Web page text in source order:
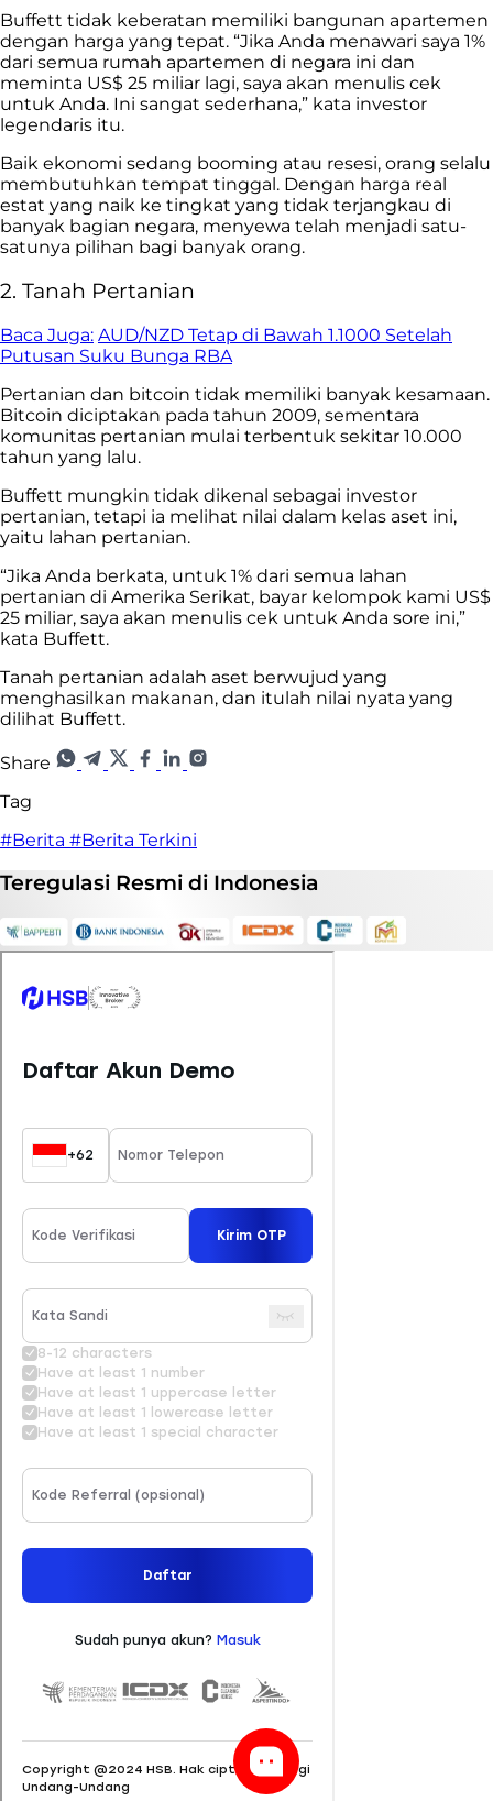
Buffett tidak keberatan memiliki bangunan apartemen
dengan harga yang tepat. “Jika Anda menawari saya 1%
dari semua rumah apartemen di negara ini dan
meminta US$ 25 miliar lagi, saya akan menulis cek
untuk Anda. Ini sangat sederhana,” kata investor
legendaris itu.
Baik ekonomi sedang booming atau resesi, orang selalu
membutuhkan tempat tinggal. Dengan harga real
estat yang naik ke tingkat yang tidak terjangkau di
banyak bagian negara, menyewa telah menjadi satu-
satunya pilihan bagi banyak orang.
2. Tanah Pertanian
Baca Juga: AUD/NZD Tetap di Bawah 1.1000 Setelah
Putusan Suku Bunga RBA
Pertanian dan bitcoin tidak memiliki banyak kesamaan.
Bitcoin diciptakan pada tahun 2009, sementara
komunitas pertanian mulai terbentuk sekitar 10.000
tahun yang lalu.
Buffett mungkin tidak dikenal sebagai investor
pertanian, tetapi ia melihat nilai dalam kelas aset ini,
yaitu lahan pertanian.
“Jika Anda berkata, untuk 1% dari semua lahan
pertanian di Amerika Serikat, bayar kelompok kami US$
25 miliar, saya akan menulis cek untuk Anda sore ini,”
kata Buffett.
Tanah pertanian adalah aset berwujud yang
menghasilkan makanan, dan itulah nilai nyata yang
dilihat Buffett.
Share
Tag
#Berita #Berita Terkini
Teregulasi Resmi di Indonesia